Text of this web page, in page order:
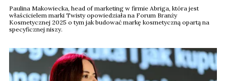
Paulina Makowiecka, head of marketing w firmie Abriga, która jest
właścicielem marki Twisty opowiedziała na Forum Branży
Kosmetycznej 2025 o tym jak budować markę kosmetyczną opartą na
specyficznej niszy.